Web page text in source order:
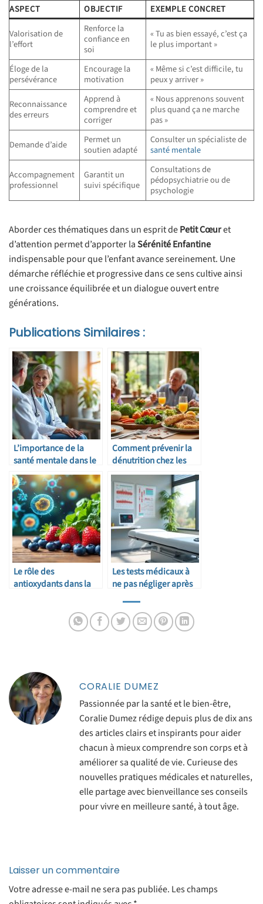
ASPECT OBJECTIF
EXEMPLE CONCRET
Valorisation de
l’effort
Renforce la
confiance en
soi
« Tu as bien essayé, c’est ça
le plus important »
Éloge de la
persévérance
Encourage la
motivation
« Même si c’est difficile, tu
peux y arriver »
Reconnaissance
des erreurs
Apprend à
comprendre et
corriger
« Nous apprenons souvent
plus quand ça ne marche
pas »
Demande d’aide
Permet un
soutien adapté
Consulter un spécialiste de
santé mentale
Accompagnement
professionnel
Garantit un
suivi spécifique
Consultations de
pédopsychiatrie ou de
psychologie
Aborder ces thématiques dans un esprit dePetit Cœuret
d’attention permet d’apporter laSérénité Enfantine
indispensable pour que l’enfant avance sereinement. Une
démarche réfléchie et progressive dans ce sens cultive ainsi
une croissance équilibrée et un dialogue ouvert entre
générations.
Publications Similaires :
L’importance de la
santé mentale dans le
parcours médical
Comment prévenir la
dénutrition chez les
personnes âgées
Le rôle des
antioxydants dans la
Les tests médicaux à
ne pas négliger après
CORALIE DUMEZ
Passionnée par la santé et le bien-être,
Coralie Dumez rédige depuis plus de dix ans
des articles clairs et inspirants pour aider
chacun à mieux comprendre son corps et à
améliorer sa qualité de vie. Curieuse des
nouvelles pratiques médicales et naturelles,
elle partage avec bienveillance ses conseils
pour vivre en meilleure santé, à tout âge.
Laisser un commentaire
Votre adresse e-mail ne sera pas publiée. Les champs